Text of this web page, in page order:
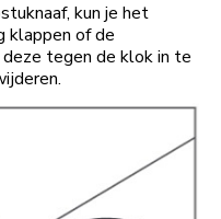
kun je het
klappen of de
tegen de klok in te